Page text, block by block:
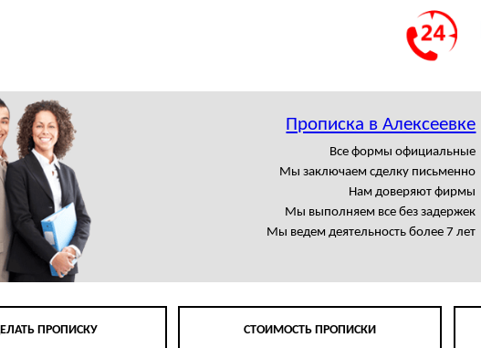
Прописка в Алексеевке
Все формы официальные
Мы заключаем сделку письменно
Нам доверяют фирмы
Мы выполняем все без задержек
Мы ведем деятельность более 7 лет
ПРОПИСКУ СТОИМОСТЬ ПРОПИСКИ